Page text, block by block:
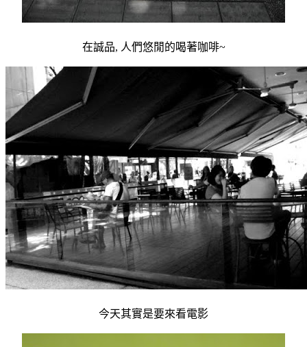
在誠品, 人們悠閒的喝著咖啡~
今天其實是要來看電影